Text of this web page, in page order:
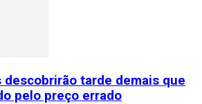
descobrirão tarde demais que
pelo preço errado